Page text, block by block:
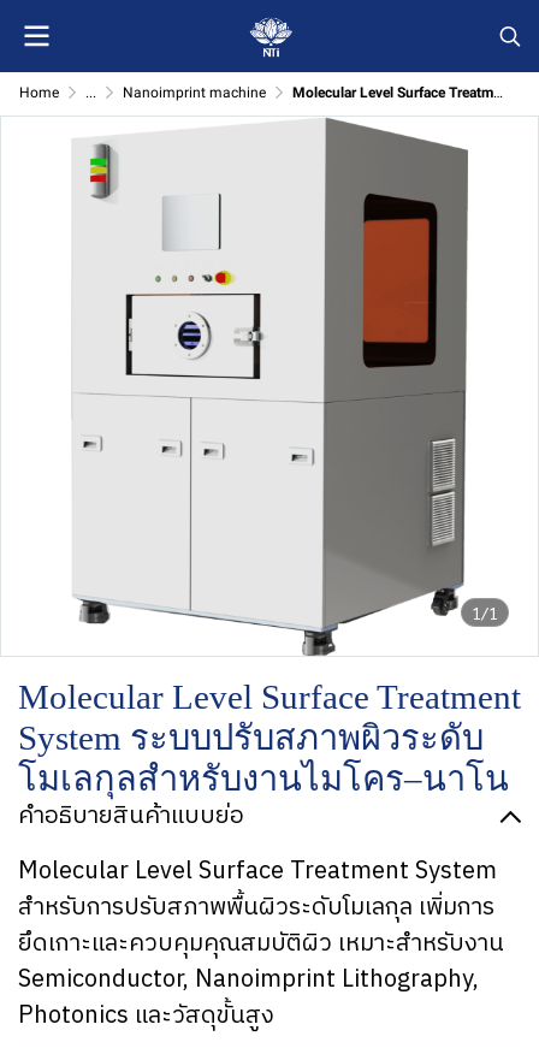
Home ... Nanoimprint machine Molecular Level Surface Treatment System ระบบปรับสภาพผิวระดับโมเลกุลสำหรับงานไมโคร–นาโน
1/1
Molecular Level Surface Treatment
System ระบบปรับสภาพผิวระดับ
โมเลกุลสำหรับงานไมโคร–นาโน
คำอธิบายสินค้าแบบย่อ
Molecular Level Surface Treatment System
สำหรับการปรับสภาพพื้นผิวระดับโมเลกุล เพิ่มการ
ยึดเกาะและควบคุมคุณสมบัติผิว เหมาะสำหรับงาน
Semiconductor, Nanoimprint Lithography,
Photonics และวัสดุขั้นสูง